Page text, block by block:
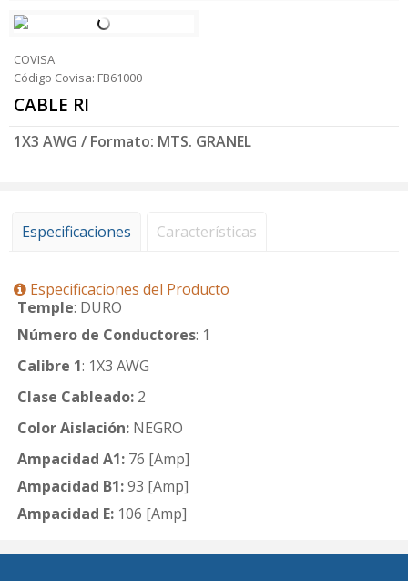
COVISA
Código Covisa: FB61000
CABLE RI
1X3 AWG / Formato: MTS. GRANEL
Especificaciones Características
Especificaciones del Producto
Temple: DURO
Número de Conductores: 1
Calibre 1: 1X3 AWG
Clase Cableado: 2
Color Aislación: NEGRO
Ampacidad A1: 76 [Amp]
Ampacidad B1:93 [Amp]
Ampacidad E: 106 [Amp]